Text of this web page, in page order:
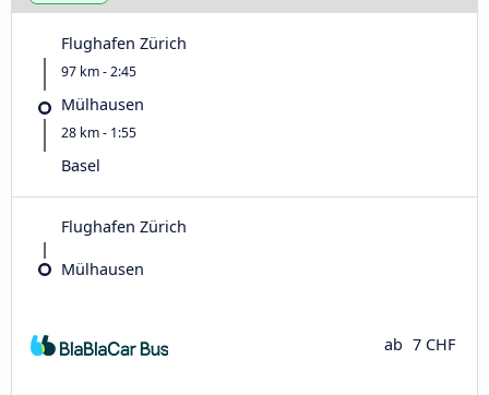
Flughafen Zürich
97 km - 2:45
Mülhausen
28 km - 1:55
Basel
Flughafen Zürich
Mülhausen
ab 7 CHF